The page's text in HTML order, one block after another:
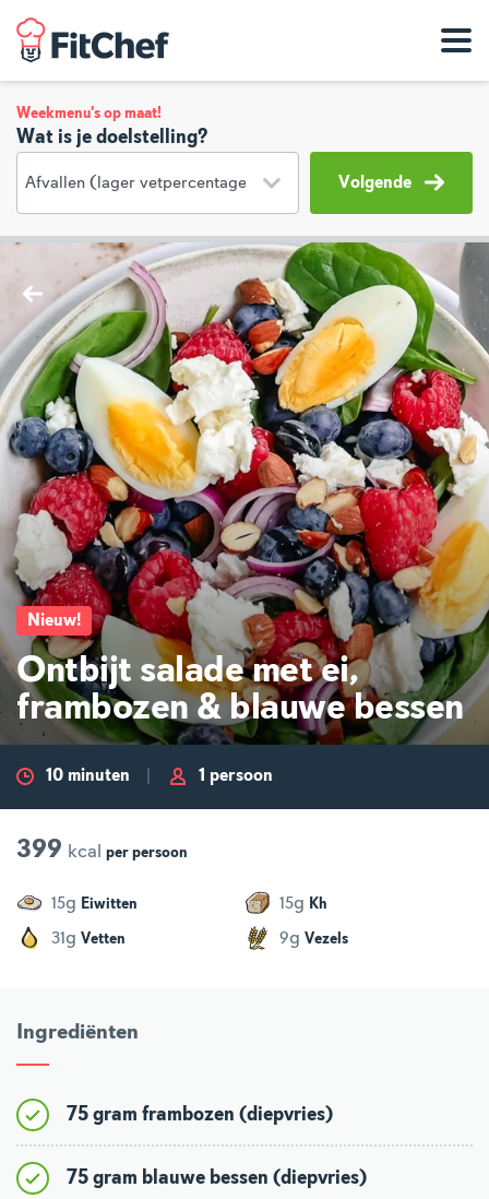
Weekmenu's op maat!
Wat is je doelstelling?
Volgende
Nieuw!
Ontbijt salade met ei,
frambozen & blauwe bessen
10 minuten 1 persoon
399 kcal per persoon
15g Eiwitten 15g Kh
31g Vetten 9g Vezels
Ingrediënten
75 gram frambozen (diepvries)
75 gram blauwe bessen (diepvries)